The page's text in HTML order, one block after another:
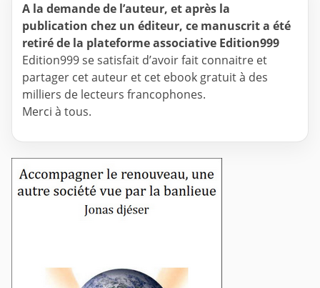
A la demande de l’auteur, et après la
publication chez un éditeur, ce manuscrit a été
retiré de la plateforme associative Edition999
Edition999 se satisfait d’avoir fait connaitre et
partager cet auteur et cet ebook gratuit à des
milliers de lecteurs francophones.
Merci à tous.